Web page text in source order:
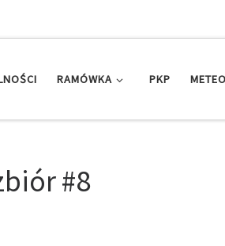
RAMÓWKA PKP
#8